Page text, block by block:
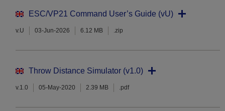
ESC/VP21 Command User’s Guide (vU)
v.U 03-Jun-2026 6.12 MB .zip
Throw Distance Simulator (v1.0)
v.1.0 05-May-2020 2.39 MB .pdf